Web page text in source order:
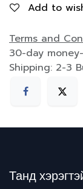
Add to
Terms and
30-day
Shipping: 2-3
Танд